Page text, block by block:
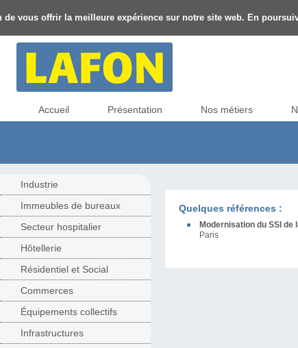
de vous offrir la meilleure expérience sur notre site web. En
Accueil Présentation Nos métiers
Industrie
Immeubles de bureaux
Secteur hospitalier
Hôtellerie
Résidentiel et Social
Commerces
Équipements collectifs
Infrastructures
Quelques références :
Modernisation du SSI de
Paris